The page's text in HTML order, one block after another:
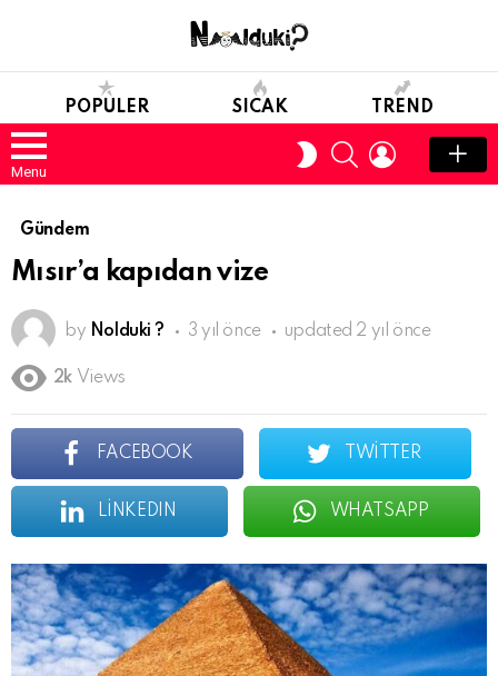
POPULER SICAK TREND
Menu
SWITCH
SKIN
SEARCHLOGIN
Gündem
Mısır’a kapıdan vize
by Nolduki ? 3 yıl önce updated 2 yıl önce
2k Views
FACEBOOK TWITTER
LINKEDIN WHATSAPP